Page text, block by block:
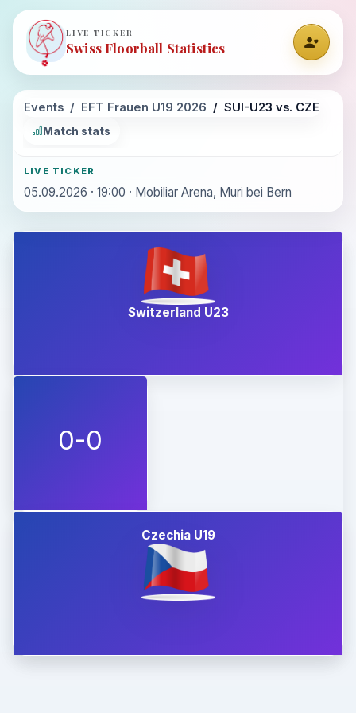
LIVE TICKER
Swiss Floorball Statistics
Events EFT Frauen U19 2026 SUI-U23 vs. CZE
Match stats
LIVE TICKER
05.09.2026 · 19:00 · Mobiliar Arena, Muri bei Bern
Switzerland U23
0-0
Czechia U19